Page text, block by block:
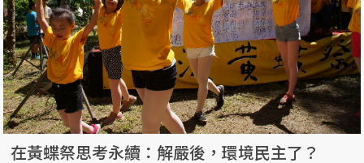
在黃蝶祭思考永續：解嚴後，環境民主了？